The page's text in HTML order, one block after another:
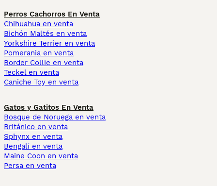
Perros Cachorros En Venta
Chihuahua en venta
Bichón Maltés en venta
Yorkshire Terrier en venta
Pomerania en venta
Border Collie en venta
Teckel en venta
Caniche Toy en venta
Gatos y Gatitos En Venta
Bosque de Noruega en venta
Británico en venta
Sphynx en venta
Bengalí en venta
Maine Coon en venta
Persa en venta